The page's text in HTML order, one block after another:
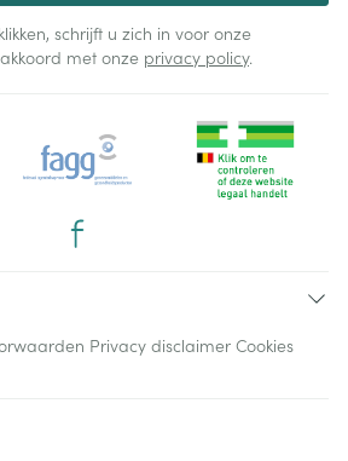
schrijft u zich in voor onze
met onze privacy policy.
Privacy disclaimer Cookies